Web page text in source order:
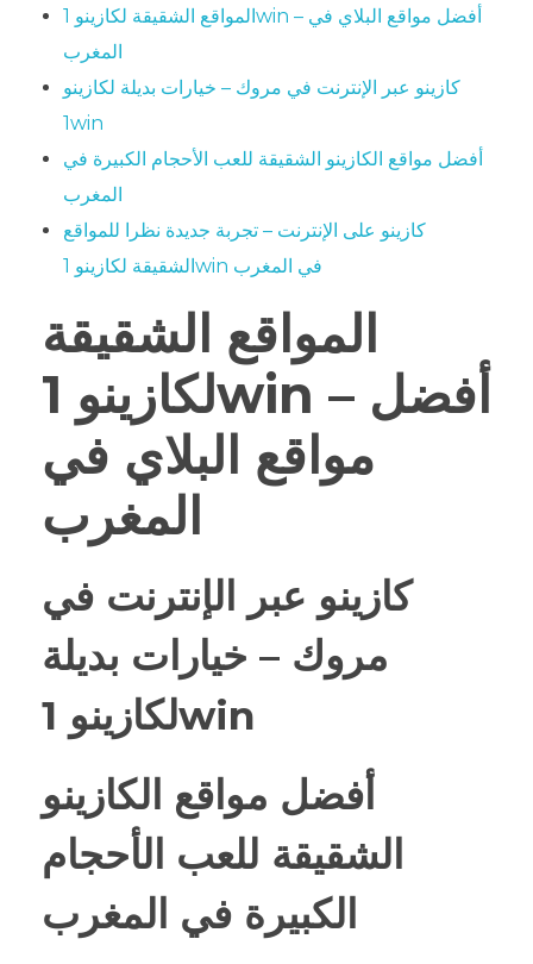
المواقع الشقيقة لكازينو 1win – أفضل مواقع البلاي في
المغرب
كازينو عبر الإنترنت في مروك – خيارات بديلة لكازينو
1win
أفضل مواقع الكازينو الشقيقة للعب الأحجام الكبيرة في
المغرب
كازينو على الإنترنت – تجربة جديدة نظرا للمواقع
الشقيقة لكازينو 1win في المغرب
المواقع الشقيقة
لكازينو 1win – أفضل
مواقع البلاي في
المغرب
كازينو عبر الإنترنت في
مروك – خيارات بديلة
لكازينو 1win
أفضل مواقع الكازينو
الشقيقة للعب الأحجام
الكبيرة في المغرب